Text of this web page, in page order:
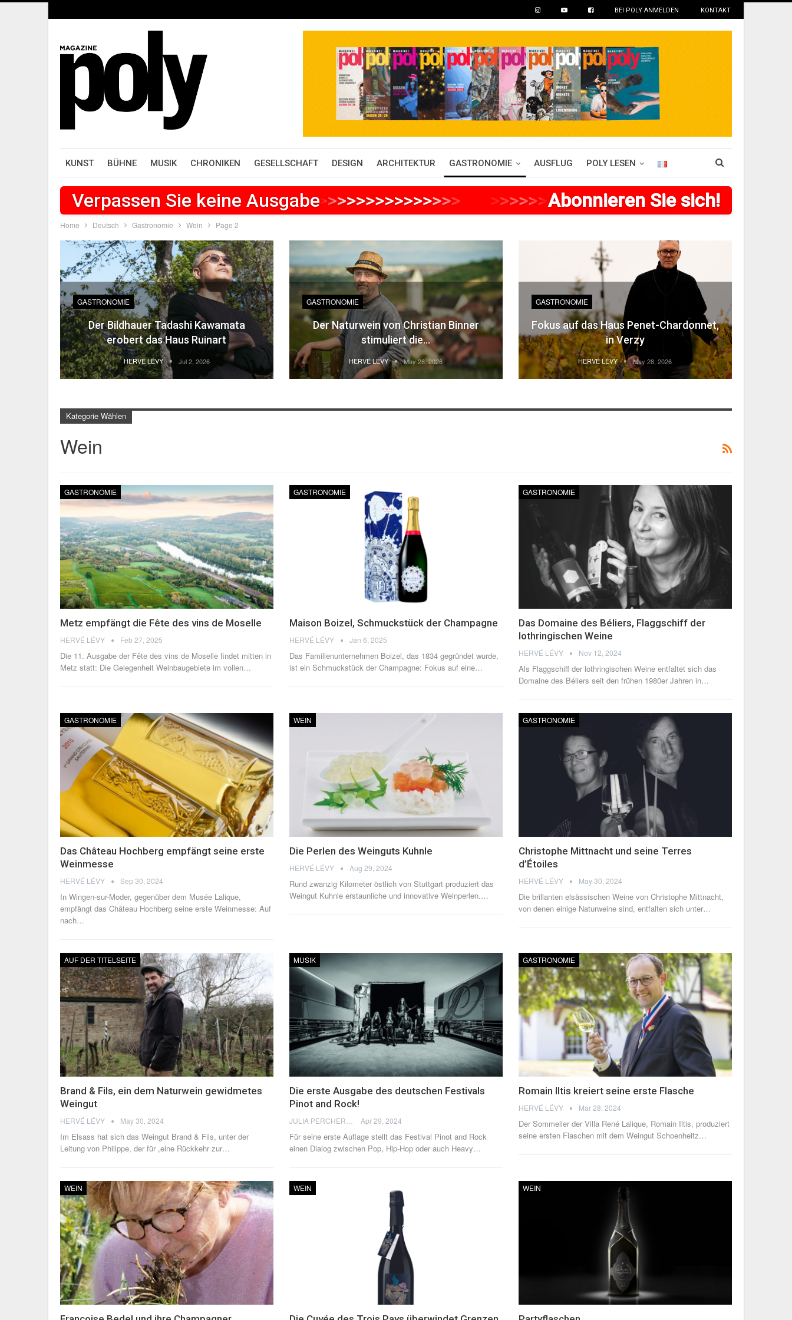
BEI POLY ANMELDEN KONTAKT
KUNST BÜHNE MUSIK CHRONIKEN GESELLSCHAFT DESIGN ARCHITEKTUR GASTRONOMIE AUSFLUG POLY LESEN
Verpassen Sie keine Ausgabe>>>>>>>>>>>>>>> >>>>>> >>>>>>>
Abonnieren Sie sich!
Home Deutsch Gastronomie Wein Page 2
GASTRONOMIE
Der Bildhauer Tadashi Kawamata
erobert das Haus Ruinart
HERVÉ LÉVY Jul 2, 2026
GASTRONOMIE
Der Naturwein von Christian Binner
stimuliert die…
HERVÉ LÉVY May 28, 2026
GASTRONOMIE
Fokus auf das Haus Penet-Chardonnet,
in Verzy
HERVÉ LÉVY May 28, 2026
Kategorie Wählen
Wein
GASTRONOMIE
Metz empfängt die Fête des vins de Moselle
HERVÉ LÉVY Feb 27, 2025
Die 11. Ausgabe der Fête des vins de Moselle findet mitten in
Metz statt: Die Gelegenheit Weinbaugebiete im vollen…
GASTRONOMIE
Maison Boizel, Schmuckstück der Champagne
HERVÉ LÉVY Jan 6, 2025
Das Familienunternehmen Boizel, das 1834 gegründet wurde,
ist ein Schmuckstück der Champagne: Fokus auf eine…
GASTRONOMIE
Das Domaine des Béliers, Flaggschiff der
lothringischen Weine
HERVÉ LÉVY Nov 12, 2024
Als Flaggschiff der lothringischen Weine entfaltet sich das
Domaine des Béliers seit den frühen 1980er Jahren in…
GASTRONOMIE
Das Château Hochberg empfängt seine erste
Weinmesse
HERVÉ LÉVY Sep 30, 2024
In Wingen-sur-Moder, gegenüber dem Musée Lalique,
empfängt das Château Hochberg seine erste Weinmesse: Auf
nach…
WEIN
Die Perlen des Weinguts Kuhnle
HERVÉ LÉVY Aug 29, 2024
Rund zwanzig Kilometer östlich von Stuttgart produziert das
Weingut Kuhnle erstaunliche und innovative Weinperlen.…
GASTRONOMIE
Christophe Mittnacht und seine Terres
d’Étoiles
HERVÉ LÉVY May 30, 2024
Die brillanten elsässischen Weine von Christophe Mittnacht,
von denen einige Naturweine sind, entfalten sich unter…
AUF DER TITELSEITE
Brand & Fils, ein dem Naturwein gewidmetes
Weingut
HERVÉ LÉVY May 30, 2024
Im Elsass hat sich das Weingut Brand & Fils, unter der
Leitung von Philippe, der für „eine Rückkehr zur…
MUSIK
Die erste Ausgabe des deutschen Festivals
Pinot and Rock!
Apr 29, 2024
Für seine erste Auflage stellt das Festival Pinot and Rock
einen Dialog zwischen Pop, Hip-Hop oder auch Heavy…
GASTRONOMIE
Romain Iltis kreiert seine erste Flasche
HERVÉ LÉVY Mar 28, 2024
Der Sommelier der Villa René Lalique, Romain Iltis, produziert
seine ersten Flaschen mit dem Weingut Schoenheitz…
WEIN WEIN WEIN